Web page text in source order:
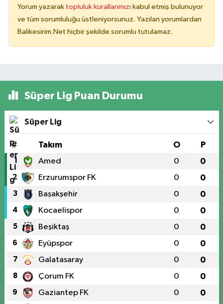
Yorum yazarak topluluk kurallarımızı kabul etmiş bulunuyor
ve tüm sorumluluğu üstleniyorsunuz. Yazılan yorumlardan
Balikesirim.Net hiçbir şekilde sorumlu tutulamaz.
Süper Lig Puan Durumu
Süper Lig
# Takım O P
1 Amed 0 0
2 Erzurumspor FK 0 0
3 Başakşehir 0 0
4 Kocaelispor 0 0
5 Beşiktaş 0 0
6 Eyüpspor 0 0
7 Galatasaray 0 0
8 Çorum FK 0 0
9 Gaziantep FK 0 0